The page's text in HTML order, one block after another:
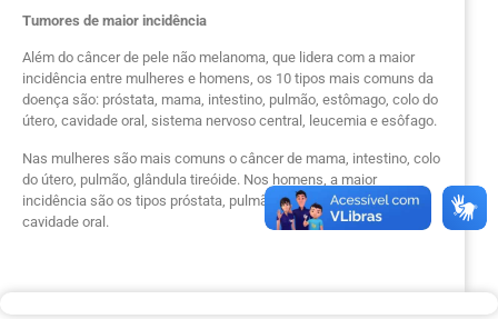
Tumores de maior incidência
Além do câncer de pele não melanoma, que lidera com a maior
incidência entre mulheres e homens, os 10 tipos mais comuns da
doença são: próstata, mama, intestino, pulmão, estômago, colo do
útero, cavidade oral, sistema nervoso central, leucemia e esôfago.
Nas mulheres são mais comuns o câncer de mama, intestino, colo
do útero, pulmão, glândula tireóide. Nos homens, a maior
incidência são os tipos próstata, pulmão, intestino, estômago e
cavidade oral.